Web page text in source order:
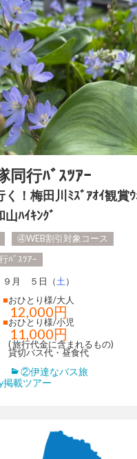
同行ﾊﾞｽﾂｱｰ
！梅田川ﾐｽﾞｱｵｲ観賞ｳ
ﾊｲｷﾝｸﾞ
④WEB割引対象コース
ﾊﾞｽﾂｱｰ
９月 ５日（土）
■おひとり様/大人
12,000円
■おひとり様/小児
11,000円
( 旅行代金に含まれるもの)
貸切バス代・昼食代
②伊達なバス旅
載ツアー